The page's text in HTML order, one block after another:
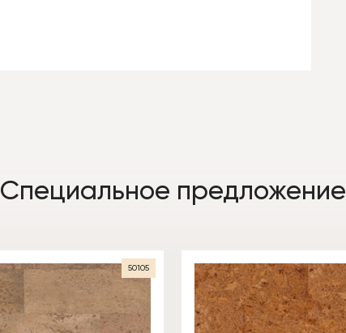
Специальное предложение
50105